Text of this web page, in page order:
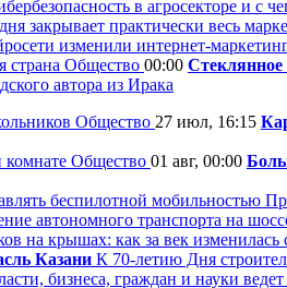
в агросекторе и с
изменили интернет-
Общество 00:00 Стеклянное
автора из Ирака
Общество 27 июл, 16:15
Общество 01 авг, 00:00
автономного транспорта на
Казани К 70-летию Дня